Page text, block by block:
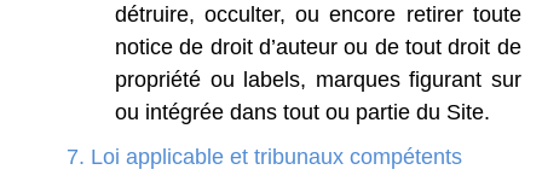
détruire, occulter, ou encore retirer toute
notice de droit d’auteur ou de tout droit de
propriété ou labels, marques figurant sur
ou intégrée dans tout ou partie du Site.
7. Loi applicable et tribunaux compétents